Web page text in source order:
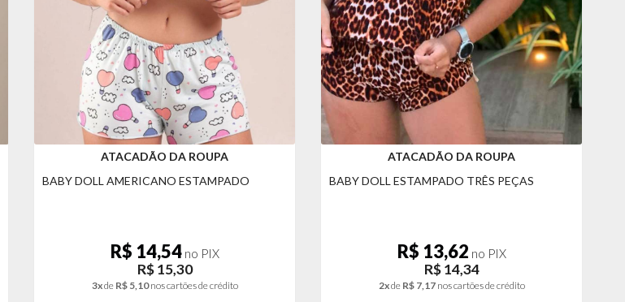
ATACADÃO DA ROUPA
BABY DOLL AMERICANO ESTAMPADO
R$ 14,54no PIX
R$ 15,30
3xde R$ 5,10 nos cartões de crédito
ATACADÃO DA ROUPA
BABY DOLL ESTAMPADO TRÊS PEÇAS
R$ 13,62 no PIX
R$ 14,34
2xde R$ 7,17 nos cartões de crédito